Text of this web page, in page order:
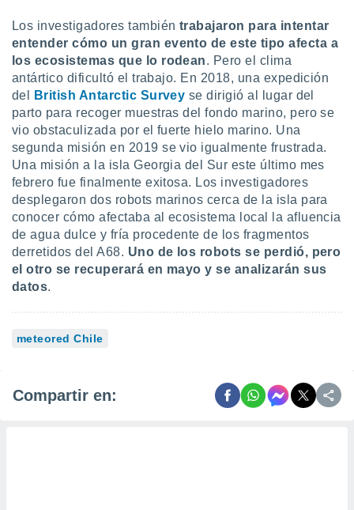
Los investigadores también trabajaron para intentar
entender cómo un gran evento de este tipo afecta a
los ecosistemas que lo rodean. Pero el clima
antártico dificultó el trabajo. En 2018, una expedición
del
British Antarctic Survey se dirigió al lugar del
parto para recoger muestras del fondo marino, pero se
vio obstaculizada por el fuerte hielo marino. Una
segunda misión en 2019 se vio igualmente frustrada.
Una misión a la isla Georgia del Sur este último mes
febrero fue finalmente exitosa. Los investigadores
desplegaron dos robots marinos cerca de la isla para
conocer cómo afectaba al ecosistema local la afluencia
de agua dulce y fría procedente de los fragmentos
derretidos del A68. Uno de los robots se perdió, pero
el otro se recuperará en mayo y se analizarán sus
datos.
meteored Chile
Compartir en: